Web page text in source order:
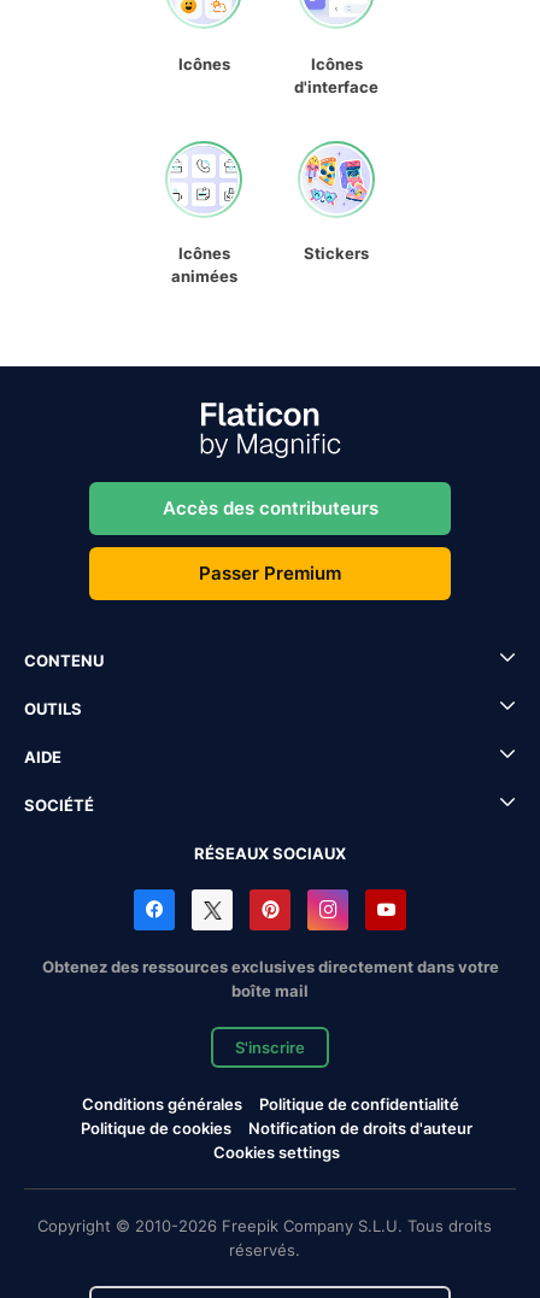
Icônes
Icônes
d'interface
Icônes
animées
Stickers
Accès des contributeurs
Passer Premium
CONTENU
OUTILS
AIDE
SOCIÉTÉ
RÉSEAUX SOCIAUX
Obtenez des ressources exclusives directement dans votre
boîte mail
S'inscrire
Conditions générales
Politique de confidentialité
Politique de cookies
Notification de droits d'auteur
Cookies settings
Copyright © 2010-2026 Freepik Company S.L.U. Tous droits
réservés.